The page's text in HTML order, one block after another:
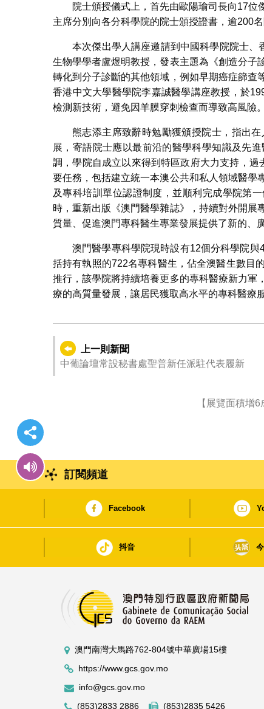
院士頒授儀式上，首先由歐陽瑜司長向17
主席分別向各分科學院的院士頒授證書，逾200
本次傑出學人講座邀請到中國科學院院士、
生物學學者盧煜明教授，發表主題為《創造分子
轉化到分子診斷的其他領域，例如早期癌症篩查
香港中文大學醫學院李嘉誠醫學講座教授，於
檢測新技術，避免因羊膜穿刺檢查而導致高風險。
熊志添主席致辭時勉勵獲頒授院士，指出
展，寄語院士應以最前沿的醫學科學知識及先
調，學院自成立以來得到特區政府大力支持，
要任務，包括建立統一本澳公共和私人領域醫學
及專科培訓單位認證制度，並順利完成學院第
時，重新出版《澳門醫學雜誌》，持續對外開展
質量、促進澳門專科醫生專業發展提供了新的、
澳門醫學專科學院現時設有12個分科學院
括持有執照的722名專科醫生，佔全澳醫生數目
推行，該學院將持續培養更多的專科醫療新力軍
療的高質量發展，讓居民獲取高水平的專科醫療服
上一則新聞
中葡論壇常設秘書處聖普新任派駐代表履新
【展覽面積增
訂閱頻道
Facebook
抖音
澳門南灣大馬路762-804號中華廣場15樓
https://www.gcs.gov.mo
info@gcs.gov.mo
(853)2833 2886
(853)2835 5426